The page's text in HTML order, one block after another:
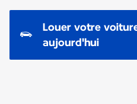
Louer votre
aujourd'hui